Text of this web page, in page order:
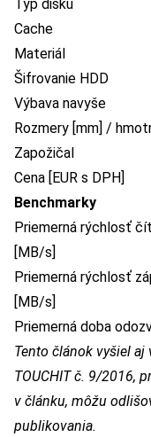
Typ disku
Cache
Materiál
Šifrovanie HDD
Výbava navyše
Rozmery [mm] /
Zapožičal
Cena [EUR s DPH]
Benchmarky
Priemerná rýchlosť
[MB/s]
Priemerná rýchlosť
[MB/s]
Priemerná doba
Tento článok vyšiel
TOUCHIT č. 9/2016,
v článku, môžu
publikovania.